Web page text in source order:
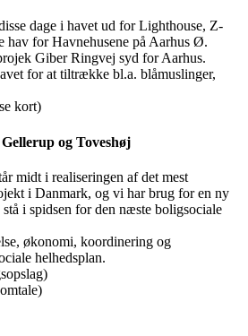
dage i havet ud for Lighthouse, Z-
hav for Havnehusene på Aarhus Ø.
Giber Ringvej syd for Aarhus.
for at tiltrække bl.a. blåmuslinger,
kort)
og Toveshøj
midt i realiseringen af det mest
i Danmark, og vi har brug for en ny
i spidsen for den næste boligsociale
økonomi, koordinering og
helhedsplan.